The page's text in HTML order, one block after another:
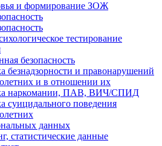
и формирование ЗОЖ
тестирование
безопасность
безнадзорности и правонарушений
и в отношении их
наркомании, ПАВ, ВИЧ/СПИД
суицидального поведения
данных
статистические данные